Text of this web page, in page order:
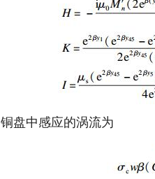
铜盘中感应的涡流为